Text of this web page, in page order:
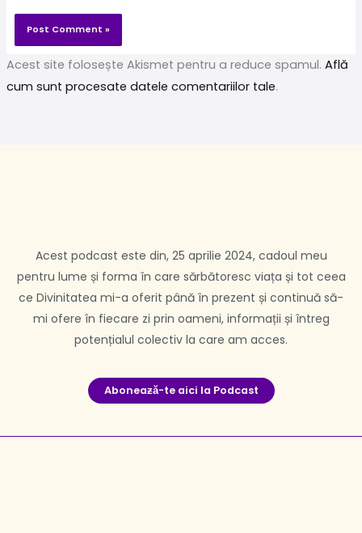
Acest site folosește Akismet pentru a reduce spamul. Află
cum sunt procesate datele comentariilor tale.
Acest podcast este din, 25 aprilie 2024, cadoul meu
pentru lume și forma în care sărbătoresc viața și tot ceea
ce Divinitatea mi-a oferit până în prezent și continuă să-
mi ofere în fiecare zi prin oameni, informații și întreg
potențialul colectiv la care am acces.
Aboneaƶă-te aici la Podcast